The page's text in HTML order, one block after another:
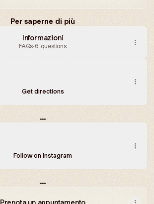
Per saperne di più
Informazioni
FAQs·6 questions
- via Pietro Romano 33, Roma
Get directions
...
su Instagram
Follow on Instagram
...